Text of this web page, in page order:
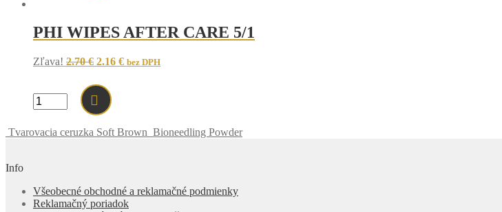
PHI WIPES AFTER CARE 5/1
Zľava! 2.70€ Original
was:
2.70 €.
2.16 €Current
bez DPH
množstvo
PHI
AFTER
Tvarovacia ceruzka Soft Brown Bioneedling Powder
Info
Všeobecné obchodné a reklamačné podmienky
Reklamačný poriadok